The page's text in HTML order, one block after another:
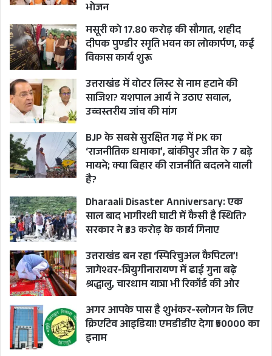
भोजन
मसूरी को 17.80 करोड़ की सौगात, शहीद
दीपक पुण्डीर स्मृति भवन का लोकार्पण, कई
विकास कार्य शुरू
उत्तराखंड में वोटर लिस्ट से नाम हटाने की
साजिश? यशपाल आर्य ने उठाए सवाल,
उच्चस्तरीय जांच की मांग
BJP के सबसे सुरक्षित गढ़ में PK का
‘राजनीतिक धमाका’, बांकीपुर जीत के 7 बड़े
मायने; क्या बिहार की राजनीति बदलने वाली
है?
Dharaali Disaster Anniversary: एक
साल बाद भागीरथी घाटी में कैसी है स्थिति?
सरकार ने ₹33 करोड़ के कार्य गिनाए
उत्तराखंड बन रहा ‘स्पिरिचुअल कैपिटल’!
जागेश्वर-त्रियुगीनारायण में ढाई गुना बढ़े
श्रद्धालु, चारधाम यात्रा भी रिकॉर्ड की ओर
अगर आपके पास है शुभंकर-स्लोगन के लिए
क्रिएटिव आइडिया! एमडीडीए देगा ₹50000 का
इनाम